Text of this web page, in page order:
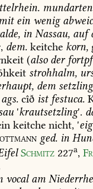
mundarten
mitein wenig
in Nassau, auf
dem. keitche korn,
(alsoder
strohhalm,
dem setzling
ags. cîð istfestuca.
'krautsetzling'.
keitche nicht, '
ged. in
Schmitz 227a,
vocalam